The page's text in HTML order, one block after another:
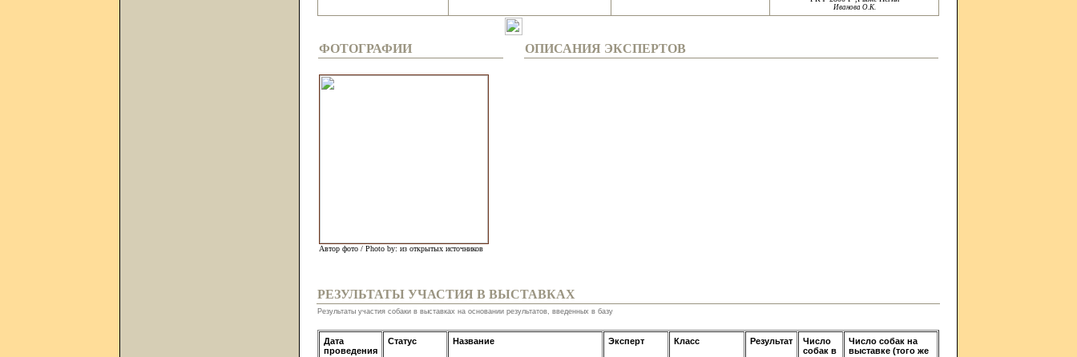
Иванова О.К.
ФОТОГРАФИИ
Автор фото / Photo by: из открытых источников
ОПИСАНИЯ ЭКСПЕРТОВ
РЕЗУЛЬТАТЫ УЧАСТИЯ В ВЫСТАВКАХ
Результаты участия собаки в выставках на основании результатов, введенных в базу
Дата
проведения
Статус Название Эксперт Класс Результат
Число
собак в
Число собак на
выставке (того же